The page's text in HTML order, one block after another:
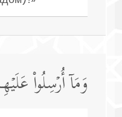
وَمَاۤ أُرۡسِلُوا۟